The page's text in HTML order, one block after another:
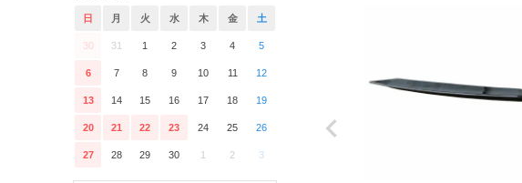
日 月 火 水 木 金 土
30 31 1 2 3 4 5
6 7 8 9 10 11 12
13 14 15 16 17 18 19
20 21 22 23 24 25 26
27 28 29 30 1 2 3